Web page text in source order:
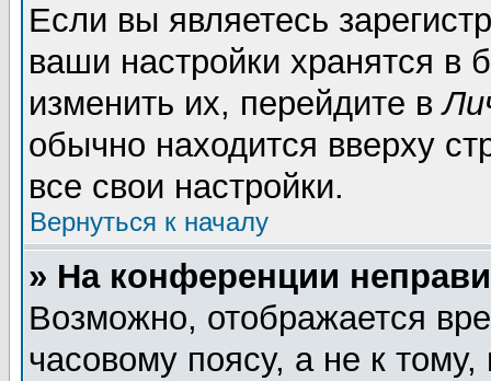
Если вы являетесь
ваши настройки хранятся
изменить их, перейдите в
обычно находится вверху
все свои настройки.
Вернуться к началу
» На конференции
Возможно, отображается
часовому поясу, а не к